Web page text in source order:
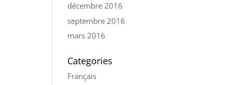
décembre 2016
septembre 2016
mars 2016
Categories
Français